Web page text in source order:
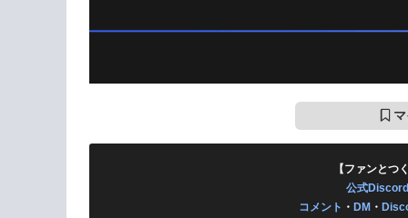
【ファンとつ
公式
コメント ・ DM ・